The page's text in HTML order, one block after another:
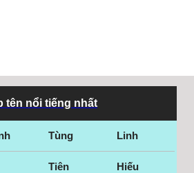
tên nổi tiếng nhất
Tùng Linh
Tiên Hiếu